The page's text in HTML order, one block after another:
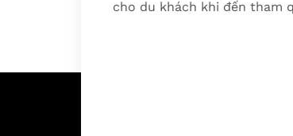
cho du khách khi đến tham